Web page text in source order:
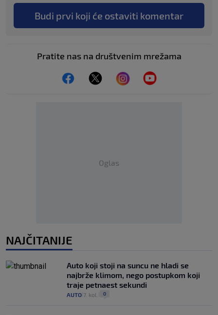
Budi prvi koji će ostaviti komentar
Pratite nas na društvenim mrežama
Oglas
NAJČITANIJE
Auto koji stoji na suncu ne hladi se
najbrže klimom, nego postupkom koji
traje petnaest sekundi
AUTO 7. kol. 0